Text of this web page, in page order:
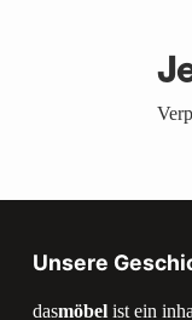
Unsere
dasmöbel ist ein